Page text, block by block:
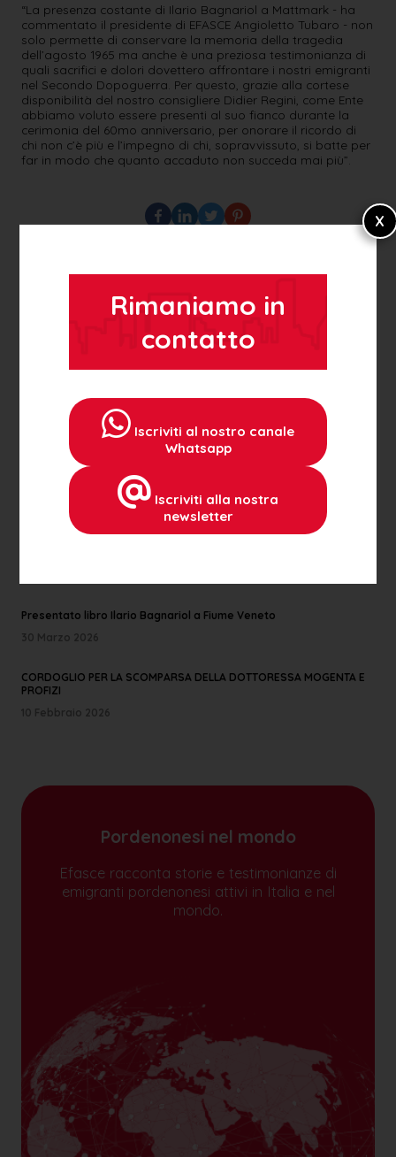
“La presenza costante di Ilario Bagnariol a Mattmark - ha
commentato il presidente di EFASCE Angioletto Tubaro - non
solo permette di conservare la memoria della tragedia
dell’agosto 1965 ma anche è una preziosa testimonianza di
quali sacrifici e dolori dovettero affrontare i nostri emigranti
nel Secondo Dopoguerra. Per questo, grazie alla cortese
disponibilità del nostro consigliere Didier Regini, come Ente
abbiamo voluto essere presenti al suo fianco durante la
cerimonia del 60mo anniversario, per onorare il ricordo di
chi non c’è più e l’impegno di chi, sopravvissuto, si batte per
far in modo che quanto accaduto non succeda mai più”.
ALTRE NEWS
EFASCE VICINO AI CORREGIONALI DEGLI EMIRATI ARABI UNITI
28 Febbraio 2026
EFASCE PORDENONE: ANGIOLETTO TUBARO NUOVO PRESIDENTE
Presentato libro Ilario Bagnariol a Fiume Veneto
30 Marzo 2026
CORDOGLIO PER LA SCOMPARSA DELLA DOTTORESSA MOGENTA E
PROFIZI
10 Febbraio 2026
Pordenonesi nel mondo
Efasce racconta storie e testimonianze di
emigranti pordenonesi attivi in Italia e nel
mondo.
Rimaniamo in
contatto
Iscriviti al nostro canale
Whatsapp
Iscriviti alla nostra
newsletter